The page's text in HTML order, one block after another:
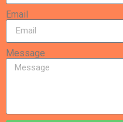
Email
Message